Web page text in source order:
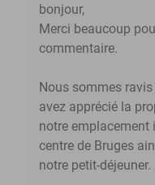
bonjour,
Merci beaucoup
commentaire.
Nous sommes
avez apprécié la
notre emplacement
centre de Bruges
notre petit-déjeuner.